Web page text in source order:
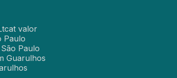
Ltcat valor
Paulo
São Paulo
Guarulhos